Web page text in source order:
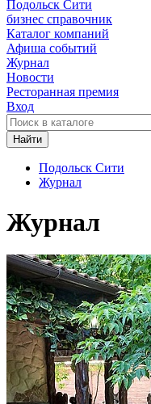
Подольск Сити
бизнес справочник
Каталог компаний
Афиша событий
Журнал
Новости
Ресторанная премия
Вход
Найти
Подольск Сити
Журнал
Журнал